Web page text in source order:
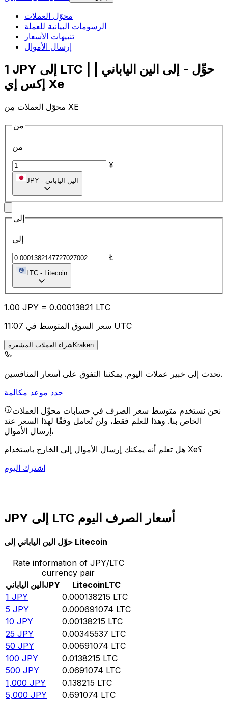
محوّل العملات
الرسومات البيانية للعملة
تنبيهات الأسعار
إرسال الأموال
1 JPY إلى LTC | حوِّل - إلى الين الياباني |
إكس إي Xe
محوّل العملات مِن XE
من
من
¥
JPY - الين الياباني
إلى
إلى
Ł
LTC - Litecoin
1.00 JPY = 0.00013821 LTC
سعر السوق المتوسط في 11:07 UTC
شراء العملات المشفرةKraken
تحدث إلى خبير عملات اليوم.يمكننا التفوق على أسعار المنافسين.
حدد موعد مكالمة
نحن نستخدم متوسط سعر الصرف في حسابات محوِّل العملات
الخاص بنا. وهذا للعلم فقط، ولن تُعامل وفقًا لهذا السعر عند
إرسال الأموال،
هل تعلم أنه يمكنك إرسال الأموال إلى الخارج باستخدام Xe؟
اشترك اليوم
JPY إلى LTC أسعار الصرف اليوم
حوِّل الين الياباني إلى Litecoin
Rate information of JPY/LTC
currency pair
الين اليابانيJPY LitecoinLTC
1 JPY 0.000138215 LTC
5 JPY 0.000691074 LTC
10 JPY 0.00138215 LTC
25 JPY 0.00345537 LTC
50 JPY 0.00691074 LTC
100 JPY 0.0138215 LTC
500 JPY 0.0691074 LTC
1,000 JPY 0.138215 LTC
5,000 JPY 0.691074 LTC